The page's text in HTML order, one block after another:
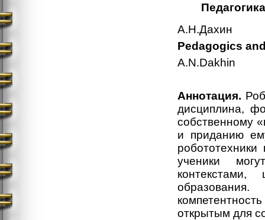
А.Н.Дахин
Pedagogics
A.N.Dakhin
Аннотация.
дисциплина,
собственному
и приданию
робототехники
ученики
открытым для